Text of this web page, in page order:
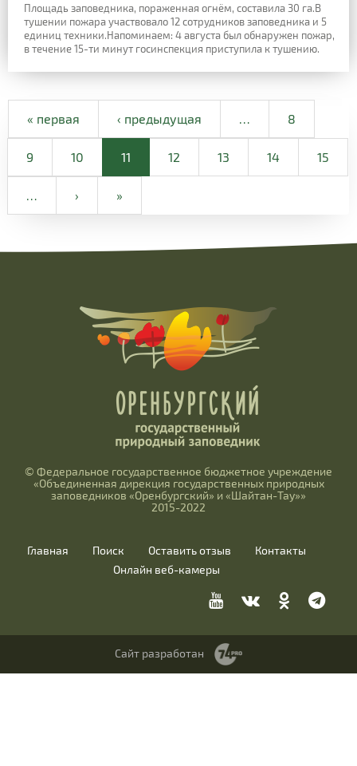
Площадь заповедника, пораженная огнём, составила 30 га.В
тушении пожара участвовало 12 сотрудников заповедника и 5
единиц техники.Напоминаем: 4 августа был обнаружен пожар,
в течение 15-ти минут госинспекция приступила к тушению.
« первая ‹ предыдущая … 8
9 10 11 12 13 14 15
… › »
© Федеральное государственное бюджетное учреждение
«Объединенная дирекция государственных природных
заповедников «Оренбургский» и «Шайтан-Тау»»
2015-2022
Главная Поиск Оставить отзыв
Контакты
Онлайн веб-камеры
Сайт разработан